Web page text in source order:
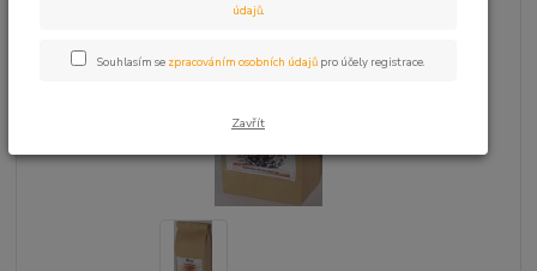
údajů.
Souhlasím se zpracováním osobních údajů pro účely registrace.
Zavřít